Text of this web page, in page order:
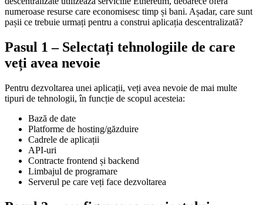
numeroase resurse care economisesc timp și bani. Așadar, care sunt
pașii ce trebuie urmați pentru a construi aplicația descentralizată?
Pasul 1 – Selectați tehnologiile de care
veți avea nevoie
Pentru dezvoltarea unei aplicații, veți avea nevoie de mai multe
tipuri de tehnologii, în funcție de scopul acesteia:
Bază de date
Platforme de hosting/găzduire
Cadrele de aplicații
API-uri
Contracte frontend și backend
Limbajul de programare
Serverul pe care veți face dezvoltarea